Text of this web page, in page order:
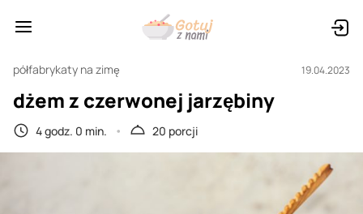
półfabrykaty na zimę 19.04.2023
dżem z czerwonej jarzębiny
4 godz. 0 min. 20 porcji